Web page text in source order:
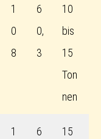
1
0
8
6
0,
3
10
bis
15
Ton
nen
1
6
15